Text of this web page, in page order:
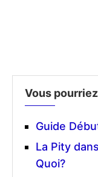
Vous
Guide
La Pity
Quoi?